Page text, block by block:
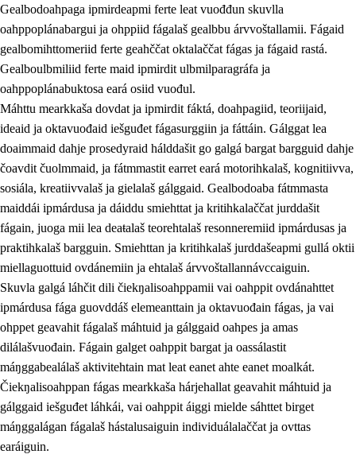
2.1 Sosiála oahppan ja ovdáneapmi
2.2 Gealbu fágain
2.3 Vuođđogálggat
2.4 Oahppat oahppat
Fágaidrasttideaddji fáttát
Gealbodoahpaga ipmirdeapmi ferte leat vuođđun skuvlla
oahppoplánabargui ja ohppiid fágalaš gealbbu árvvoštallamii. Fágaid
gealbomihttomeriid ferte geahččat oktalaččat fágas ja fágaid rastá.
Gealboulbmiliid ferte maid ipmirdit ulbmilparagráfa ja
oahppoplánabuktosa eará osiid vuođul.
Máhttu mearkkaša dovdat ja ipmirdit fáktá, doahpagiid, teoriijaid,
ideaid ja oktavuođaid iešguđet fágasurggiin ja fáttáin. Gálggat lea
doaimmaid dahje prosedyraid hálddašit go galgá bargat bargguid dahje
čoavdit čuolmmaid, ja fátmmastit earret eará motorihkalaš, kognitiivva,
sosiála, kreatiivvalaš ja gielalaš gálggaid. Gealbodoaba fátmmasta
maiddái ipmárdusa ja dáiddu smiehttat ja kritihkalaččat jurddašit
fágain, juoga mii lea deaŧalaš teorehtalaš resonneremiid ipmárdusas ja
praktihkalaš bargguin. Smiehttan ja kritihkalaš jurddašeapmi gullá oktii
miellaguottuid ovdánemiin ja ehtalaš árvvoštallannávccaiguin.
Skuvla galgá láhčit dili čiekŋalisoahppamii vai oahppit ovdánahttet
ipmárdusa fága guovddáš elemeanttain ja oktavuođain fágas, ja vai
ohppet geavahit fágalaš máhtuid ja gálggaid oahpes ja amas
dilálašvuođain. Fágain galget oahppit bargat ja oassálastit
máŋggabealálaš aktivitehtain mat leat eanet ahte eanet moalkát.
Čiekŋalisoahppan fágas mearkkaša hárjehallat geavahit máhtuid ja
gálggaid iešguđet láhkái, vai oahppit áiggi mielde sáhttet birget
máŋggalágan fágalaš hástalusaiguin individuálalaččat ja ovttas
earáiguin.